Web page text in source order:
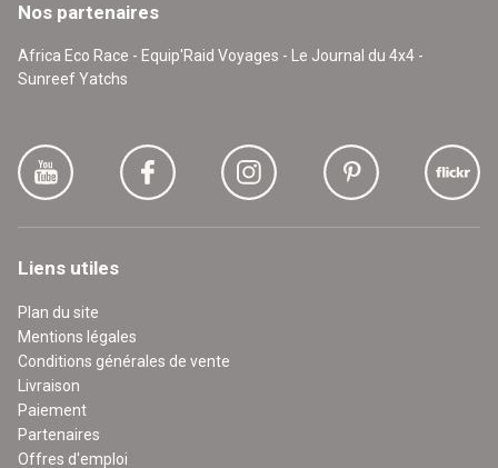
Nos partenaires
Africa Eco Race - Equip'Raid Voyages - Le Journal du 4x4 -
Sunreef Yatchs
Liens utiles
Plan du site
Mentions légales
Conditions générales de vente
Livraison
Paiement
Partenaires
Offres d'emploi